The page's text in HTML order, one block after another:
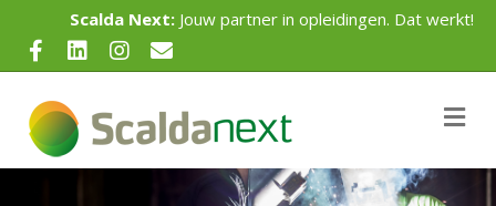
Scalda Next: Jouw partner in opleidingen. Dat werkt!
Facebook
LinkedinInstagram
Email